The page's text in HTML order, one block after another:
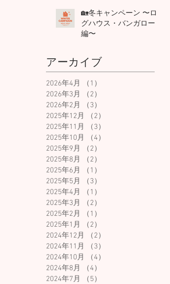
🏡冬キャンペーン 〜ロ
グハウス・バンガロー
編〜
アーカイブ
2026年4月 （1）
2026年3月
（2）
2026年2月
（3）
2025年12月
（2）
2025年11月
（3）
2025年10月
（4）
2025年9月
（2）
2025年8月
（2）
2025年6月
（1）
2025年5月
（3）
2025年4月
（1）
2025年3月
（2）
2025年2月
（1）
2025年1月
（2）
2024年12月
（2）
2024年11月
（3）
2024年10月
（4）
2024年8月
（4）
2024年7月
（5）